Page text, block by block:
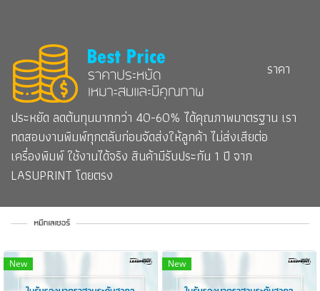
ราคา
ประหยัด ลดต้นทุนมากกว่า 40-60% ได้คุณภาพมาตรฐาน เรา
ทดสอบงานพิมพ์ทุกตลับก่อนจัดส่งให้ลูกค้า ไม่ส่งเสียต่อ
เครื่องพิมพ์ ใช้งานได้จริง สินค้ามีรับประกัน 1 ปี จาก
LASUPRINT โดยตรง
New New